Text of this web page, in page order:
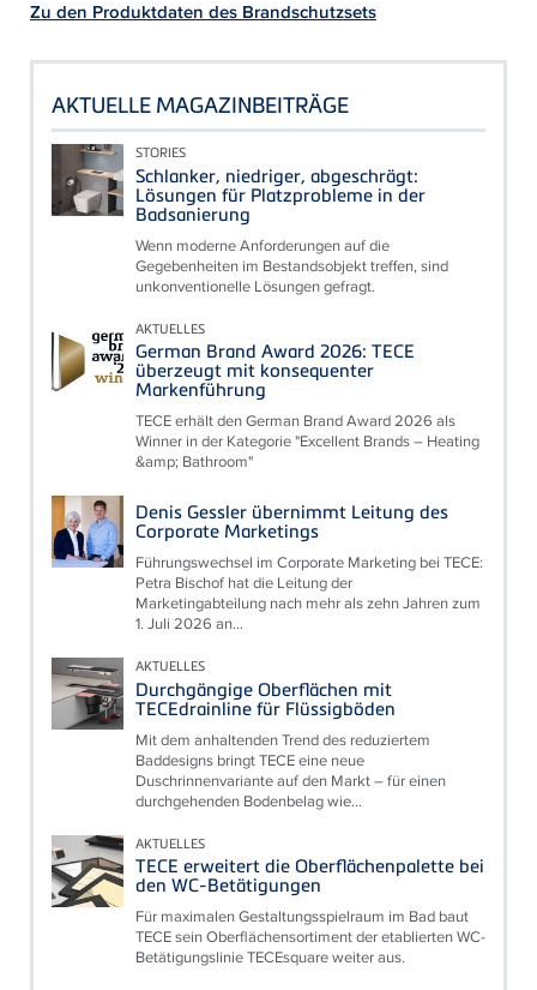
Zu den Produktdaten des Brandschutzsets
AKTUELLE MAGAZINBEITRÄGE
STORIES
Schlanker, niedriger, abgeschrägt:
Lösungen für Platzprobleme in der
Badsanierung
Wenn moderne Anforderungen auf die
Gegebenheiten im Bestandsobjekt treffen, sind
unkonventionelle Lösungen gefragt.
AKTUELLES
German Brand Award 2026: TECE
überzeugt mit konsequenter
Markenführung
TECE erhält den German Brand Award 2026 als
Winner in der Kategorie "Excellent Brands – Heating
&amp; Bathroom"
Denis Gessler übernimmt Leitung des
Corporate Marketings
Führungswechsel im Corporate Marketing bei TECE:
Petra Bischof hat die Leitung der
Marketingabteilung nach mehr als zehn Jahren zum
1. Juli 2026 an...
AKTUELLES
Durchgängige Oberflächen mit
TECEdrainline für Flüssigböden
Mit dem anhaltenden Trend des reduziertem
Baddesigns bringt TECE eine neue
Duschrinnenvariante auf den Markt – für einen
durchgehenden Bodenbelag wie...
AKTUELLES
TECE erweitert die Oberflächenpalette bei
den WC-Betätigungen
Für maximalen Gestaltungsspielraum im Bad baut
TECE sein Oberflächensortiment der etablierten WC-
Betätigungslinie TECEsquare weiter aus.